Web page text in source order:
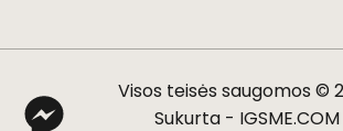
Visos teisės saugomos ©
Sukurta - IGSME.COM